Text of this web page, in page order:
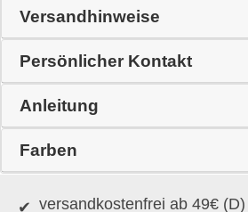
Versandhinweise
Persönlicher Kontakt
Anleitung
Farben
versandkostenfrei ab 49€ (D)